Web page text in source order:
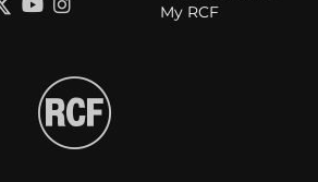
My RCF